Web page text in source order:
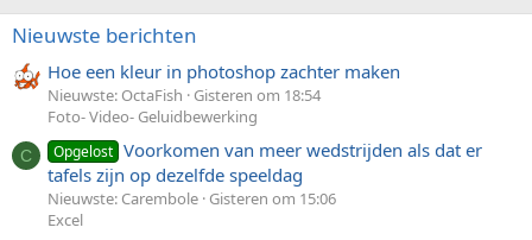
Nieuwste berichten
Hoe een kleur in photoshop zachter maken
Nieuwste: OctaFish
Gisteren om 18:54
Foto- Video- Geluidbewerking
C Opgelost Voorkomen van meer wedstrijden als dat er
tafels zijn op dezelfde speeldag
Nieuwste: Carembole Gisteren om 15:06
Excel